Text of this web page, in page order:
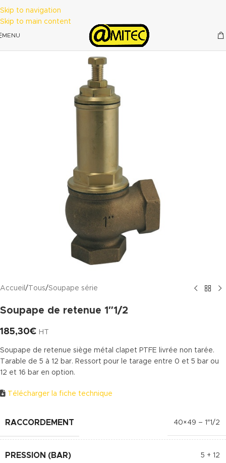
Skip to navigation
Skip to main content
MENU
Accueil / Tous/Soupape série
Soupape de retenue 1″1/2
185,30€ HT
Soupape de retenue siège métal clapet PTFE livrée non tarée.
Tarable de 5 à 12 bar. Ressort pour le tarage entre 0 et 5 bar ou
12 et 16 bar en option.
Télécharger la fiche technique
RACCORDEMENT 40×49 – 1″1/2
PRESSION (BAR) 5 + 12